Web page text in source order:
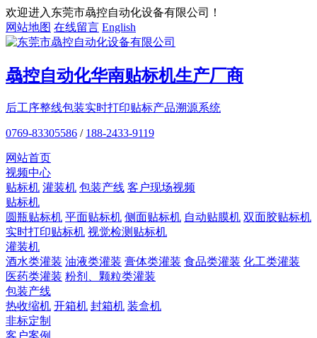
欢迎进入东莞市骉控自动化设备有限公司！
网站地图 在线留言 English
骉控自动化华南贴标机生产厂商
后工序整线包装实时打印贴标产品溯源系统
0769-83305586 / 188-2433-9119
网站首页
视频中心
贴标机 灌装机 包装产线 客户现场视频
贴标机
圆瓶贴标机 平面贴标机 侧面贴标机 自动贴膜机 双面胶贴标机
实时打印贴标机 视觉检测贴标机
灌装机
酒水类灌装 油液类灌装 膏体类灌装 食品类灌装 化工类灌装
医药类灌装 粉剂、颗粒类灌装
包装产线
热收缩机 开箱机 封箱机 装盒机
非标定制
客户案例